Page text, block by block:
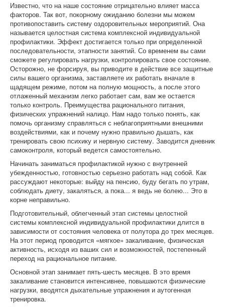
Известно, что на наше состояние отрицательно влияет масса
факторов. Так вот, покорному ожиданию болезни мы можем
противопоставить систему оздоровительных мероприятий. Она
называется целостная система комплексной индивидуальной
профилактики. Эффект достигается только при определенной
последовательности, этапности занятий. Со временем вы сами
сможете регулировать нагрузки, контролировать свое состояние.
Осторожно, не форсируя, вы приводите в действие все защитные
силы вашего организма, заставляете их работать вначале в
щадящем режиме, потом на полную мощность, а после этого
отлаженный механизм легко работает сам, вам же остается
только контроль. Преимущества рационального питания,
физических упражнений налицо. Нам надо только понять, как
помочь организму справляться с неблагоприятными внешними
воздействиями, как и почему нужно правильно дышать, как
тренировать свою психику и нервную систему. Заводится дневник
самоконтроля, который ведется самостоятельно.
Начинать заниматься профилактикой нужно с внутренней
убежденностью, готовностью серьезно работать над собой. Как
рассуждают некоторые: выйду на пенсию, буду бегать по утрам,
соблюдать диету, закаляться, а пока... я ведь не болею... Это в
корне неправильно.
Подготовительный, облегченный этап системы целостной
системы комплексной индивидуальной профилактики длится в
зависимости от состояния человека от полутора до трех месяцев.
На этот период проводится «мягкое» закаливание, физическая
активность, исходя из ваших сил и возможностей, постепенный
переход на рациональное питание.
Основной этап занимает пять-шесть месяцев. В это время
закаливание становится интенсивнее, повышаются физические
нагрузки, вводятся дыхательные упражнения и аутогенная
тренировка.